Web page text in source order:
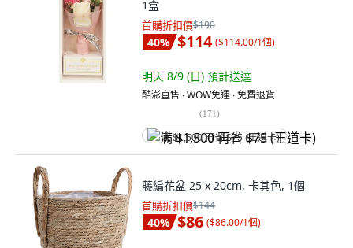
1盒
首購折扣價$190
40% $114 ($114.00/1個)
明天 8/9 (日) 預計送達
酷澎直售 ∙ WOW免運 ∙ 免費退貨
(171)
满 $1,500 再省 $75 (王道卡)
藤編花盆 25 x 20cm, 卡其色, 1個
首購折扣價$144
40% $86 ($86.00/1個)